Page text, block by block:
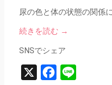
尿の色と体の状態の関係
続きを読む →
SNSでシェア
X Facebook
Line